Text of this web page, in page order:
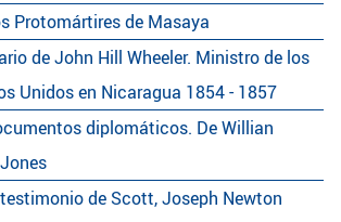
Protomártires de Masaya
de John Hill Wheeler. Ministro de los
Unidos en Nicaragua 1854 - 1857
diplomáticos. De Willian
de Scott, Joseph Newton